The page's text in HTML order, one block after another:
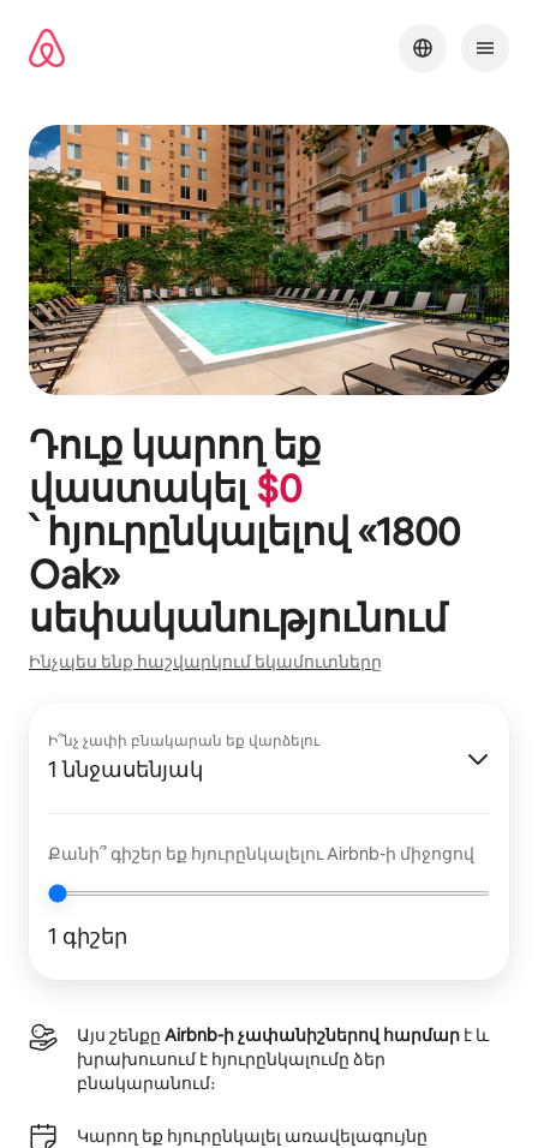
բովանդակությանը
Դուք կարող եք
վաստակել $0
՝ հյուրընկալելով «1800
Oak»
սեփականությունում
Ինչպես ենք հաշվարկում եկամուտները
Ի՞նչ չափի բնակարան եք վարձելու
1 ննջասենյակ
Քանի՞ գիշեր եք հյուրընկալելու Airbnb-ի միջոցով
1 գիշեր
Այս շենքը Airbnb-ի չափանիշներով հարմար է և
խրախուսում է հյուրընկալումը ձեր
բնակարանում։
Կարող եք հյուրընկալել առավելագույնը